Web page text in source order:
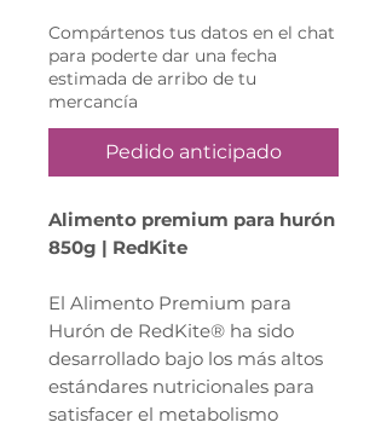
Compártenos tus datos en el chat
para poderte dar una fecha
estimada de arribo de tu
mercancía
Pedido anticipado
Alimento premium para hurón
850g | RedKite
El Alimento Premium para
Hurón de RedKite® ha sido
desarrollado bajo los más altos
estándares nutricionales para
satisfacer el metabolismo